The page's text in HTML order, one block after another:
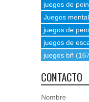
juegos de
Juegos
juegos de
juegos de
juegos bñ
CONTACTO
Nombre